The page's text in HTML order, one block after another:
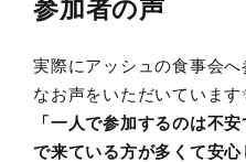
参加者の声
実際にアッシュの食事会
なお声をいただいています
「一人で参加するのは不
で来ている方が多くて安